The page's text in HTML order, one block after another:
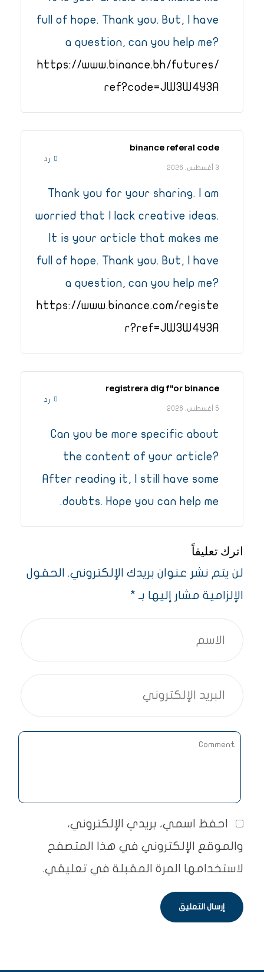
full of hope. Thank you. But, I have
a question, can you help me?
https://www.binance.bh/futures/
ref?code=JW3W4Y3A
binance referal code
3 أغسطس، 2026
رد
Thank you for your sharing. I am
worried that I lack creative ideas.
It is your article that makes me
full of hope. Thank you. But, I have
a question, can you help me?
https://www.binance.com/registe
r?ref=JW3W4Y3A
registrera dig f"or binance
5 أغسطس، 2026
رد
Can you be more specific about
the content of your article?
After reading it, I still have some
doubts. Hope you can help me.
اترك تعليقاً
لن يتم نشر عنوان بريدك الإلكتروني. الحقول
الإلزامية مشار إليها بـ *
احفظ اسمي، بريدي الإلكتروني،
والموقع الإلكتروني في هذا المتصفح
لاستخدامها المرة المقبلة في تعليقي.